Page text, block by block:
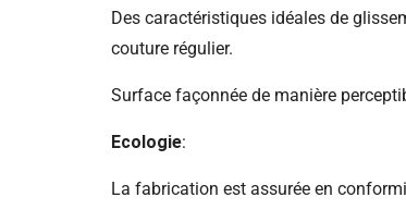
Des caractéristiques idéales de
couture régulier.
Surface façonnée de manière
Ecologie:
La fabrication est assurée en